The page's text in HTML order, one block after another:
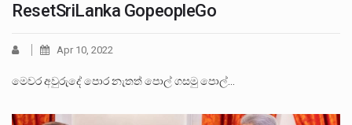
ResetSriLanka GopeopleGo
Apr 10, 2022
මෙවර අවුරුදේ පොර නැතත් පොල් ගසමු පොල්…